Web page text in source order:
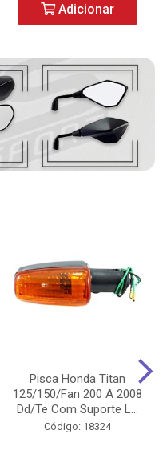
Adicionar
Pisca Honda Titan
125/150/Fan 200 A 2008
Dd/Te Com Suporte L...
Código: 18324